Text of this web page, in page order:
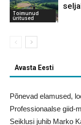
Toimunud
üritused
Avasta Eesti
Põnevad elamused,
Professionaalse giid-
Seiklusi juhib Marko